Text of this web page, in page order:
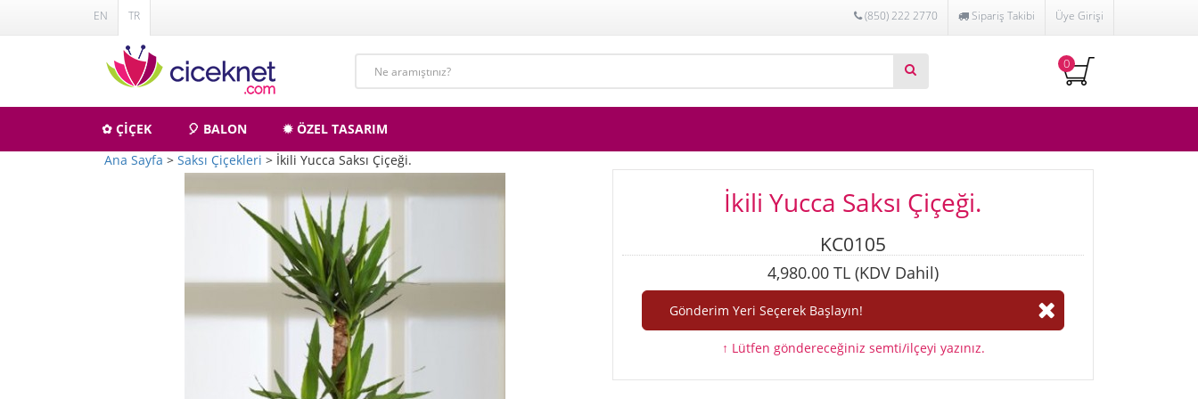
EN TR (850) 222 2770 Sipariş Takibi Üye Girişi
0
✿ ÇİÇEK 🎈 BALON
✹ ÖZEL TASARIM
Ana Sayfa > Saksı Çiçekleri > İkili Yucca Saksı Çiçeği.
İkili Yucca Saksı Çiçeği.
KC0105
4,980.00 TL (KDV Dahil)
↑ Lütfen göndereceğiniz semti/ilçeyi yazınız.